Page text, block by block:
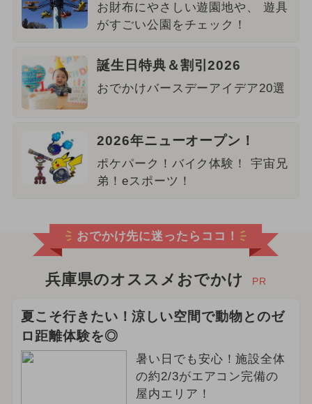
お財布にやさしい遊園地や、 遊具
がすごい公園をチェック！
誕生日特典＆割引2026
おでかけバースデーアイデア20選
2026年ニューオープン！
ポケパーク！バイク体験！ 宇宙兄
弟！eスポーツ！
おでかけ先に迷ったらココ！
兵庫県のオススメおでかけ PR
夏こそ行きたい！涼しい空間で動物とのゼ
ロ距離体験を◎
暑い日でも安心！施設全体
の約2/3がエアコン完備の
屋内エリア！